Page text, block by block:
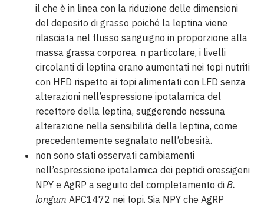
il che è in linea con la riduzione delle dimensioni
del deposito di grasso poiché la leptina viene
rilasciata nel flusso sanguigno in proporzione alla
massa grassa corporea. n particolare, i livelli
circolanti di leptina erano aumentati nei topi nutriti
con HFD rispetto ai topi alimentati con LFD senza
alterazioni nell’espressione ipotalamica del
recettore della leptina, suggerendo nessuna
alterazione nella sensibilità della leptina, come
precedentemente segnalato nell’obesità.
non sono stati osservati cambiamenti
nell’espressione ipotalamica dei peptidi oressigeni
NPY e AgRP a seguito del completamento di B.
longum APC1472 nei topi. Sia NPY che AgRP